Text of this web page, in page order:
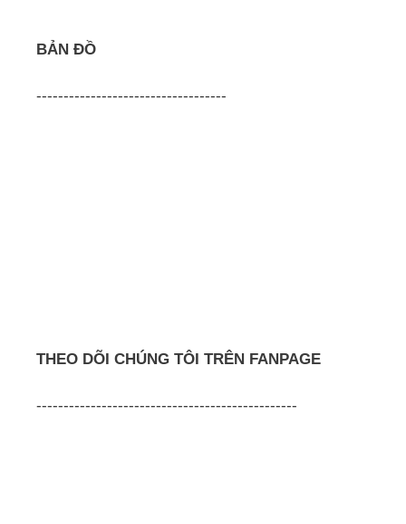
BẢN ĐỒ
-----------------------------------
THEO DÕI CHÚNG TÔI TRÊN FANPAGE
------------------------------------------------